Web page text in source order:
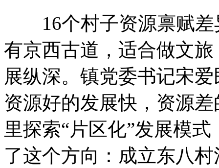
16个村子资源禀赋差
有京西古道，适合做文
展纵深。镇党委书记宋
资源好的发展快，资源
里探索“片区化”发展模
了这个方向：成立东八